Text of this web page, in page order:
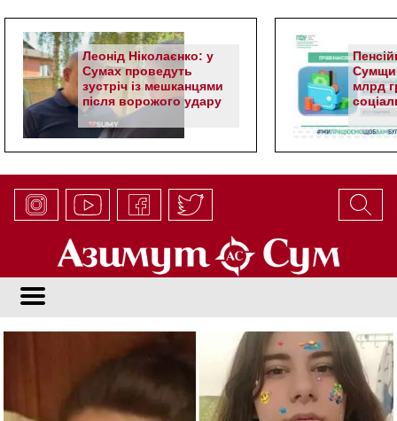
Леонід Ніколаєнко: у
Сумах проведуть
зустріч із мешканцями
після ворожого удару
млрд